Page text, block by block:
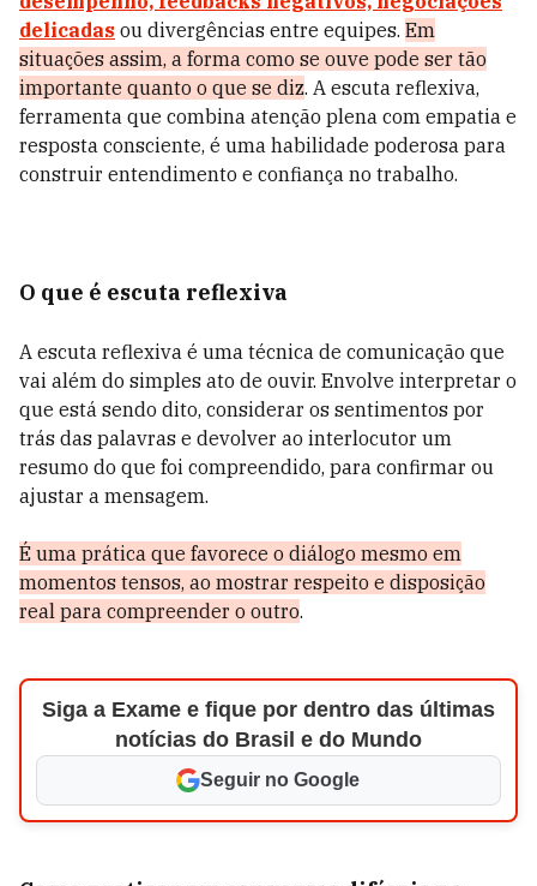
delicadas ou divergências entre equipes. Em
situações assim, a forma como se ouve pode ser tão
importante quanto o que se diz. A escuta reflexiva,
ferramenta que combina atenção plena com empatia e
resposta consciente, é uma habilidade poderosa para
construir entendimento e confiança no trabalho.
O que é escuta reflexiva
A escuta reflexiva é uma técnica de comunicação que
vai além do simples ato de ouvir. Envolve interpretar o
que está sendo dito, considerar os sentimentos por
trás das palavras e devolver ao interlocutor um
resumo do que foi compreendido, para confirmar ou
ajustar a mensagem.
É uma prática que favorece o diálogo mesmo em
momentos tensos, ao mostrar respeito e disposição
real para compreender o outro.
Siga a Exame e fique por dentro das últimas
notícias do Brasil e do Mundo
Seguir no Google